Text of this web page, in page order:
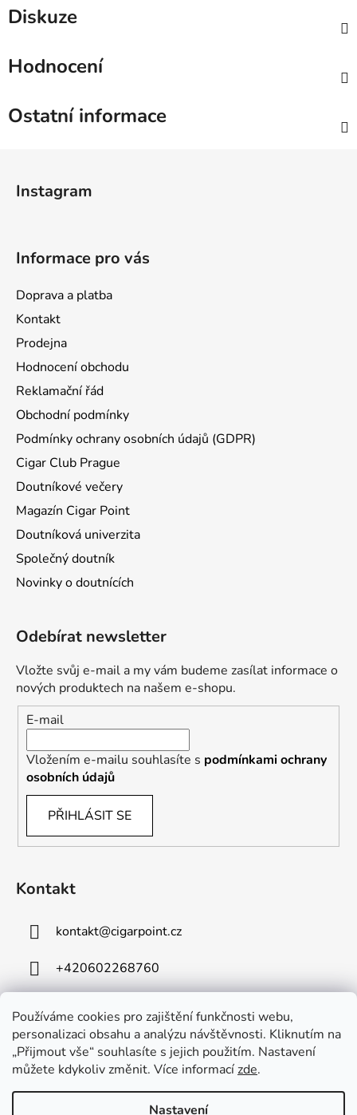
Používáme cookies pro zajištění funkčnosti webu,
personalizaci obsahu a analýzu návštěvnosti. Kliknutím na
„Přijmout vše“ souhlasíte s jejich použitím. Nastavení
můžete kdykoliv změnit. Více informacízde.
Nastavení
Diskuze
Hodnocení
Ostatní informace
Instagram
Informace pro vás
Doprava a platba
Kontakt
Prodejna
Hodnocení obchodu
Reklamační řád
Obchodní podmínky
Podmínky ochrany osobních údajů (GDPR)
Cigar Club Prague
Doutníkové večery
Magazín Cigar Point
Doutníková univerzita
Společný doutník
Novinky o doutnících
Odebírat newsletter
Vložte svůj e-mail a my vám budeme zasílat informace o
nových produktech na našem e-shopu.
E-mail
Vložením e-mailu souhlasíte s podmínkami ochrany
osobních údajů
PŘIHLÁSIT SE
Kontakt
kontakt@cigarpoint.cz
+420602268760
Cigar Point
. Všechna práva vyhrazena.